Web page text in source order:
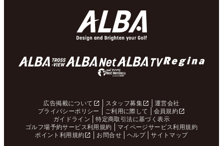
広告掲載について スタッフ募集
運営会社
プライバシーポリシー
ご利用に際して
会員規約
ガイドライン
特定商取引法に基づく表示
ゴルフ場予約サービス利用規約
マイページサービス利用規約
ポイント利用規約
お問合せ ヘルプ サイトマップ